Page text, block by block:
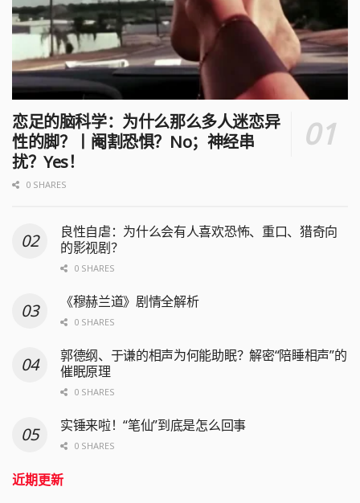
恋足的脑科学：为什么那么多人迷恋异
性的脚？丨阉割恐惧？No；神经串
扰？Yes！
0 SHARES
良性自虐：为什么会有人喜欢恐怖、重口、猎奇向
的影视剧？
0 SHARES
《穆赫兰道》剧情全解析
0 SHARES
郭德纲、于谦的相声为何能助眠？解密“陪睡相声”的
催眠原理
0 SHARES
实锤来啦！“笔仙”到底是怎么回事
0 SHARES
近期更新